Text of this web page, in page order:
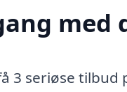
3 seriøse